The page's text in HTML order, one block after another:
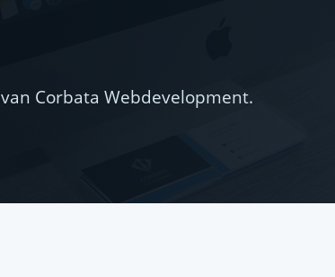
Corbata Webdevelopment.